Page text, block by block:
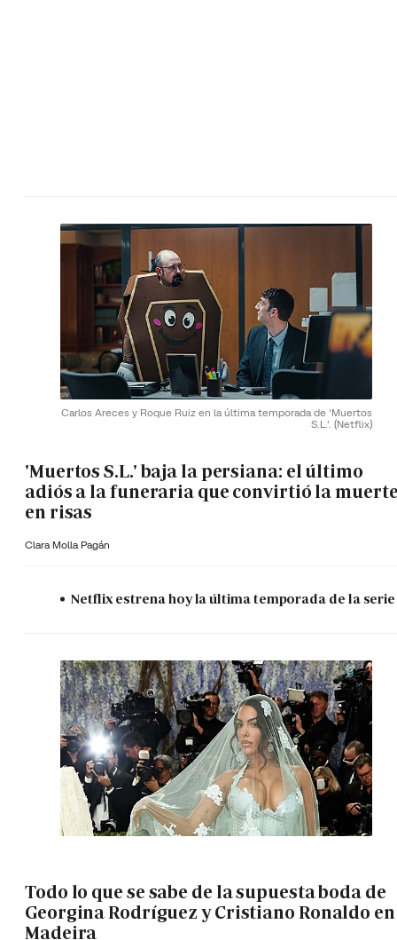
Carlos Areces y Roque Ruiz en la última temporada de 'Muertos
S.L.'. (Netflix)
'Muertos S.L.' baja la persiana: el último
adiós a la funeraria que convirtió la
en risas
Clara Molla Pagán
Netflix estrena hoy la última temporada de la serie
Todo lo que se sabe de la supuesta boda de
Georgina Rodríguez y Cristiano Ronaldo en
Madeira